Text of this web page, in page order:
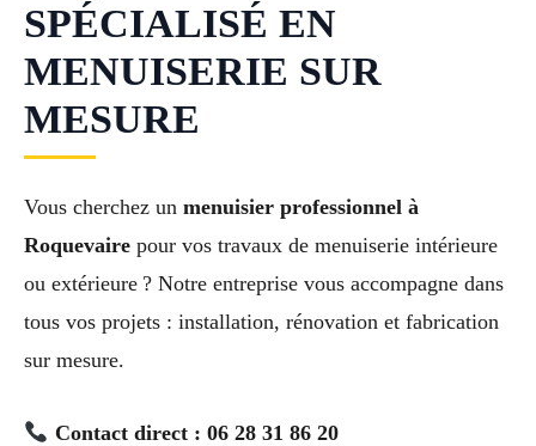
SPÉCIALISÉ EN
MENUISERIE SUR
MESURE
Vous cherchez un menuisier professionnel à
Roquevaire pour vos travaux de menuiserie intérieure
ou extérieure ? Notre entreprise vous accompagne dans
tous vos projets : installation, rénovation et fabrication
sur mesure.
Contact direct : 06 28 31 86 20